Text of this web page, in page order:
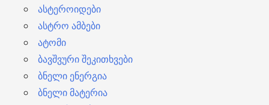
ასტეროიდები
ასტრო ამბები
ატომი
ბავშვური შეკითხვები
ბნელი ენერგია
ბნელი მატერია